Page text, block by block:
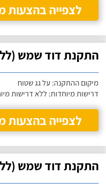
לצפייה בהצעות
התקנת דוד שמש (ללא
מיקום ההתקנה: על גג שטוח
דרישות מיוחדות: ללא דרישות
לצפייה בהצעות
התקנת דוד שמש (ללא